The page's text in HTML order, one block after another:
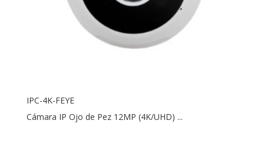
IPC-4K-FEYE
Cámara IP Ojo de Pez 12MP (4K/UHD) ...